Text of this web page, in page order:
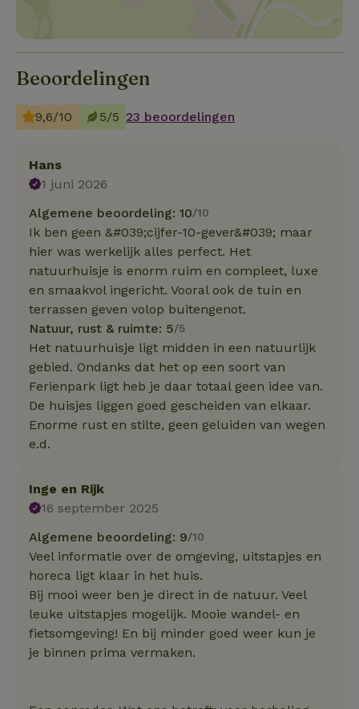
Beoordelingen
9,6/10 5/5 23 beoordelingen
Hans
1 juni 2026
Algemene beoordeling: 10/10
Ik ben geen &#039;cijfer-10-gever&#039; maar
hier was werkelijk alles perfect. Het
natuurhuisje is enorm ruim en compleet, luxe
en smaakvol ingericht. Vooral ook de tuin en
terrassen geven volop buitengenot.
Natuur, rust & ruimte: 5/5
Het natuurhuisje ligt midden in een natuurlijk
gebied. Ondanks dat het op een soort van
Ferienpark ligt heb je daar totaal geen idee van.
De huisjes liggen goed gescheiden van elkaar.
Enorme rust en stilte, geen geluiden van wegen
e.d.
Inge en Rijk
16 september 2025
Algemene beoordeling: 9/10
Veel informatie over de omgeving, uitstapjes en
horeca ligt klaar in het huis.
Bij mooi weer ben je direct in de natuur. Veel
leuke uitstapjes mogelijk. Mooie wandel- en
fietsomgeving! En bij minder goed weer kun je
je binnen prima vermaken.